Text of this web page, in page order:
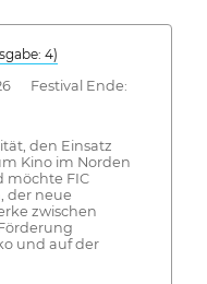
4)
Festival Ende:
den Einsatz
Kino im Norden
möchte FIC
der neue
zwischen
und auf der